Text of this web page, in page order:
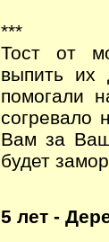
***
Тост от
выпить
помогали
согревало
Вам за
будет
5 лет -